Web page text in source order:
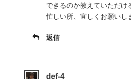
できるのか教えていただけ
忙しい所、宜しくお願いし
返信
def-4